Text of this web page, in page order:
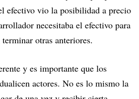
efectivo vio la posibilidad a precio
necesitaba el efectivo para
otras anteriores.
y es importante que los
actores. No es lo mismo la